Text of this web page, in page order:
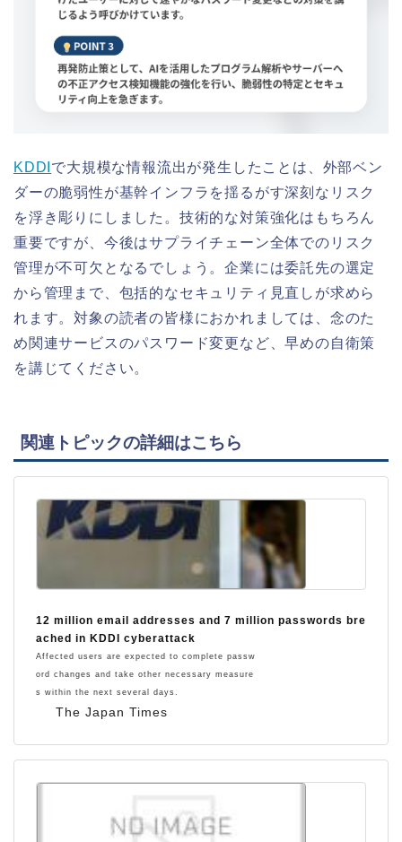
KDDI で大規模な情報流出が発生したことは、外部ベン
ダーの脆弱性が基幹インフラを揺るがす深刻なリスク
を浮き彫りにしました。技術的な対策強化はもちろん
重要ですが、今後はサプライチェーン全体でのリスク
管理が不可欠となるでしょう。企業には委託先の選定
から管理まで、包括的なセキュリティ見直しが求めら
れます。対象の読者の皆様におかれましては、念のた
め関連サービスのパスワード変更など、早めの自衛策
を講じてください。
関連トピックの詳細はこちら
The Japan Times
12 million email addresses and 7 million passwords bre
ached in KDDI cyberattack
Affected users are expected to complete passw
ord changes and take other necessary measure
s within the next several days.